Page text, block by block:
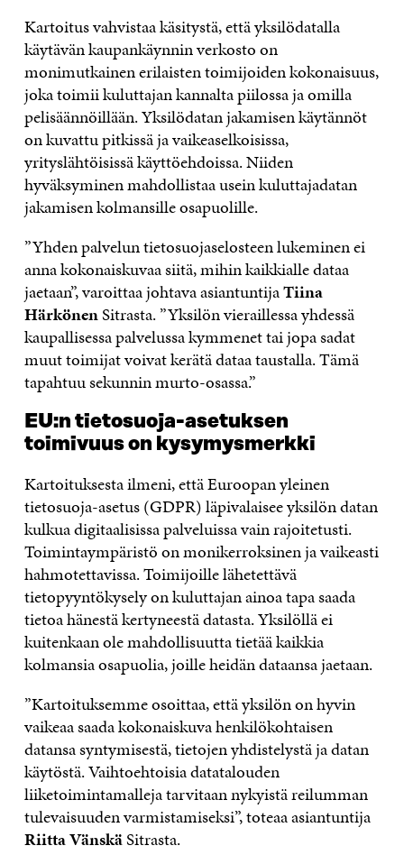
Kartoitus vahvistaa käsitystä, että yksilödatalla
käytävän kaupankäynnin verkosto on
monimutkainen erilaisten toimijoiden kokonaisuus,
joka toimii kuluttajan kannalta piilossa ja omilla
pelisäännöillään. Yksilödatan jakamisen käytännöt
on kuvattu pitkissä ja vaikeaselkoisissa,
yrityslähtöisissä käyttöehdoissa. Niiden
hyväksyminen mahdollistaa usein kuluttajadatan
jakamisen kolmansille osapuolille.
”Yhden palvelun tietosuojaselosteen lukeminen ei
anna kokonaiskuvaa siitä, mihin kaikkialle dataa
jaetaan”, varoittaa johtava asiantuntijaTiina
HärkönenSitrasta. ”Yksilön vieraillessa yhdessä
kaupallisessa palvelussa kymmenet tai jopa sadat
muut toimijat voivat kerätä dataa taustalla. Tämä
tapahtuu sekunnin murto-osassa.”
EU:n tietosuoja-asetuksen
toimivuus on kysymysmerkki
Kartoituksesta ilmeni, että Euroopan yleinen
tietosuoja-asetus (GDPR) läpivalaisee yksilön datan
kulkua digitaalisissa palveluissa vain rajoitetusti.
Toimintaympäristö on monikerroksinen ja vaikeasti
hahmotettavissa. Toimijoille lähetettävä
tietopyyntökysely on kuluttajan ainoa tapa saada
tietoa hänestä kertyneestä datasta. Yksilöllä ei
kuitenkaan ole mahdollisuutta tietää kaikkia
kolmansia osapuolia, joille heidän dataansa jaetaan.
”Kartoituksemme osoittaa, että yksilön on hyvin
vaikeaa saada kokonaiskuva henkilökohtaisen
datansa syntymisestä, tietojen yhdistelystä ja datan
käytöstä. Vaihtoehtoisia datatalouden
liiketoimintamalleja tarvitaan nykyistä reilumman
tulevaisuuden varmistamiseksi”, toteaa asiantuntija
Riitta VänskäSitrasta.